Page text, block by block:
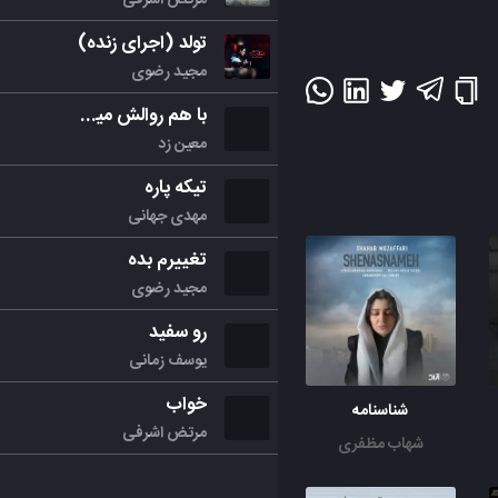
شناسنامه
شهاب مظفری
تولد (اجرای زنده)
مجید رضوی
با هم روالش میکنیم
معین زد
تیکه پاره
مهدی جهانی
تغییرم بده
مجید رضوی
رو سفید
یوسف زمانی
خواب
مرتض اشرفی